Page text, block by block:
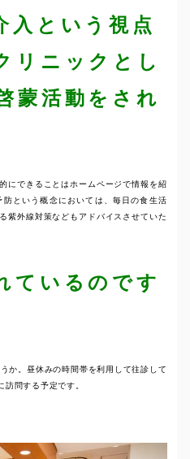
入という視点
リニックとし
蒙活動をされ
にできることはホームページで情報を紹
という概念においては、毎日の食生活
紫外線対策などもアドバイスさせていた
ているのです
か。昼休みの時間帯を利用して往診して
問する予定です。